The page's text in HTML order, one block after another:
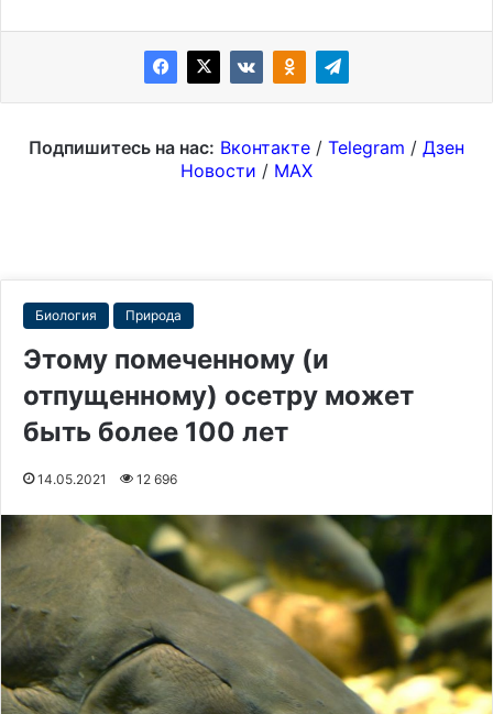
Подпишитесь на нас: Вконтакте / Telegram / Дзен
Новости / MAX